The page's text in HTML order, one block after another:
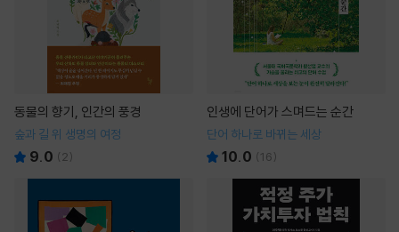
동물의 향기, 인간의 풍경
숲과 길 위 생명의 여정
9.0 ( 2)
인생에 단어가 스며드는 순간
단어 하나로 바뀌는 세상
10.0 (16)